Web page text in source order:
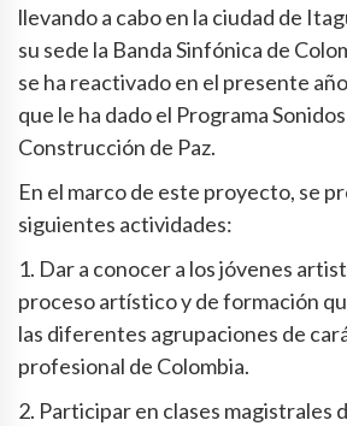
llevando a cabo en la ciudad de
su sede la Banda Sinfónica de
se ha reactivado en el presente
que le ha dado el Programa
Construcción de Paz.
En el marco de este proyecto, se
siguientes actividades:
1. Dar a conocer a los jóvenes
proceso artístico y de formación
las diferentes agrupaciones de
profesional de Colombia.
2. Participar en clases magistrales